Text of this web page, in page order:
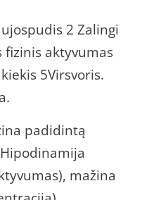
2 Zalingi
fizinis aktyvumas
5Virsvoris.
padidintą
mažina